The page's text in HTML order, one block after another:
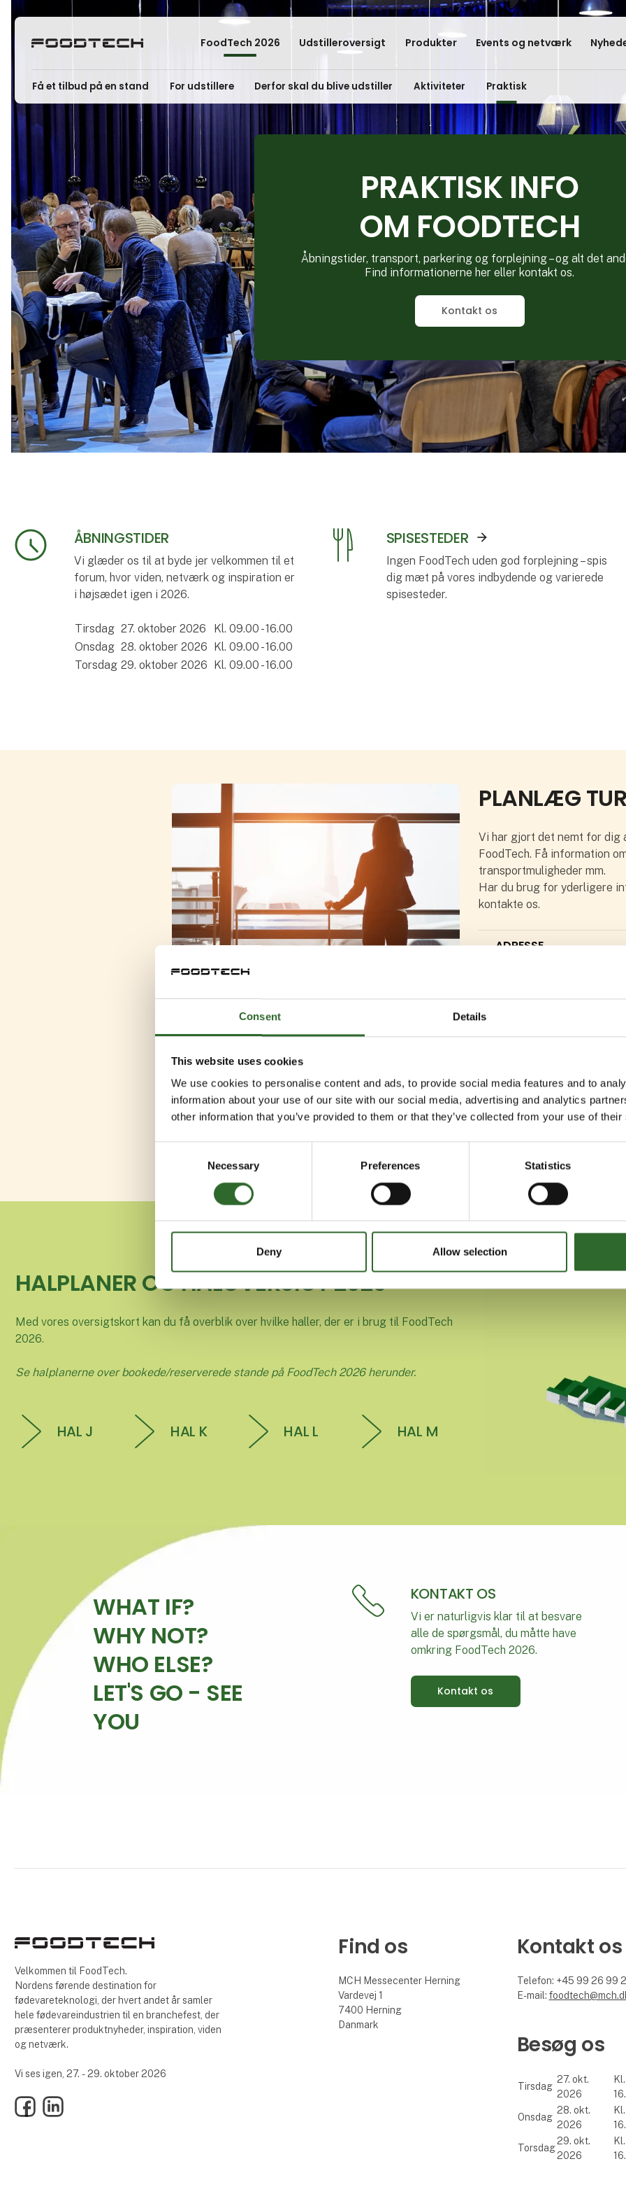
Consent Details
This website uses cookies
We use cookies to personalise content and ads, to provide social media features and to
information about your use of our site with our social media, advertising and analytics
other information that you’ve provided to them or that they’ve collected from your use of
Necessary Preferences Statistics
Deny Allow selection
FoodTech 2026 Udstilleroversigt Produkter Events og netværk
Få et tilbud på en stand For udstillere Derfor skal du blive udstiller Aktiviteter Praktisk
PRAKTISK INFO
OM FOODTECH
Åbningstider, transport, parkering og forplejning – og alt det
Find informationerne her eller kontakt os.
Kontakt os
ÅBNINGSTIDER
Vi glæder os til at byde jer velkommen til et
forum, hvor viden, netværk og inspiration er
i højsædet igen i 2026.
Tirsdag 27. oktober 2026
Kl. 09.00 - 16.00
Onsdag 28. oktober 2026 Kl. 09.00 - 16.00
Torsdag 29. oktober 2026 Kl. 09.00 - 16.00
SPISESTEDER
Ingen FoodTech uden god forplejning – spis
dig mæt på vores indbydende og varierede
spisesteder.
PLANLÆG
Vi har gjort det nemt for
FoodTech. Få information
transportmuligheder mm.
Har du brug for yderligere
kontakte os.
ADRESSE
TAXA
BUS
HALPLANER OG HALOVERSIGT 2026
Med vores oversigtskort kan du få overblik over hvilke haller, der er i brug til FoodTech
2026.
Se halplanerne over bookede/reserverede stande på FoodTech 2026 herunder.
HAL J HAL K HAL L HAL M
WHAT IF?
WHY NOT?
WHO ELSE?
LET'S GO - SEE
YOU
KONTAKT OS
Vi er naturligvis klar til at besvare
alle de spørgsmål, du måtte have
omkring FoodTech 2026.
Kontakt os
Velkommen til FoodTech.
Nordens førende destination for
fødevareteknologi, der hvert andet år samler
hele fødevareindustrien til en branchefest, der
præsenterer produktnyheder, inspiration, viden
og netværk.
Vi ses igen, 27. - 29. oktober 2026
FacebookLinkedIn
Find os
MCH Messecenter Herning
Vardevej 1
7400 Herning
Danmark
Kontakt os
Telefon: +45 99 26 99
E-mail:
Besøg os
Tirsdag
27. okt.
2026
Onsdag
28. okt.
2026
Torsdag
29. okt.
2026